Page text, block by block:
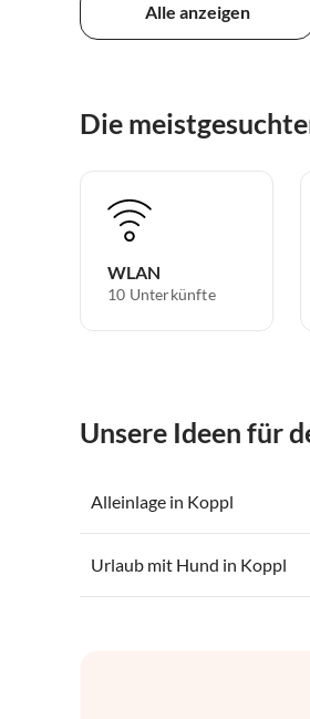
Alle anzeigen
Die
WLAN
10 Unterkünfte
Unsere Ideen für
Alleinlage in Koppl
Urlaub mit Hund in Koppl